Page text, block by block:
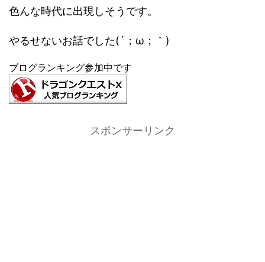
色んな時代に出現しそうです。
やるせないお話でした(´；ω；｀)
ブログランキング参加中です
スポンサーリンク